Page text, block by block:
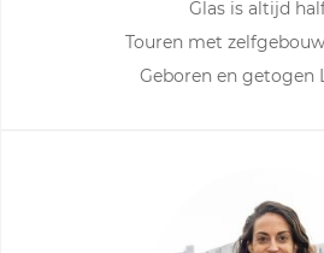
Glas is altijd
Touren met
Geboren en getogen